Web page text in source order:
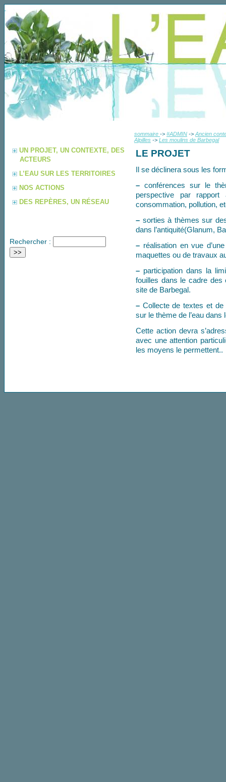
sommaire -> #ADMIN -> Ancien
Alpilles -> Les moulins de Barbegal
LE PROJET
Il se déclinera sous les
– conférences sur le
perspective par rapport
consommation, pollution,
– sorties à thèmes sur
dans l’antiquité(Glanum,
– réalisation en vue
maquettes ou de travaux
– participation dans la
fouilles dans le cadre des
site de Barbegal.
– Collecte de textes et
sur le thème de l’eau dans
Cette action devra
avec une attention
les moyens le permettent..
UN PROJET, UN CONTEXTE, DES
ACTEURS
L’EAU SUR LES TERRITOIRES
NOS ACTIONS
DES REPÈRES, UN RÉSEAU
Rechercher :